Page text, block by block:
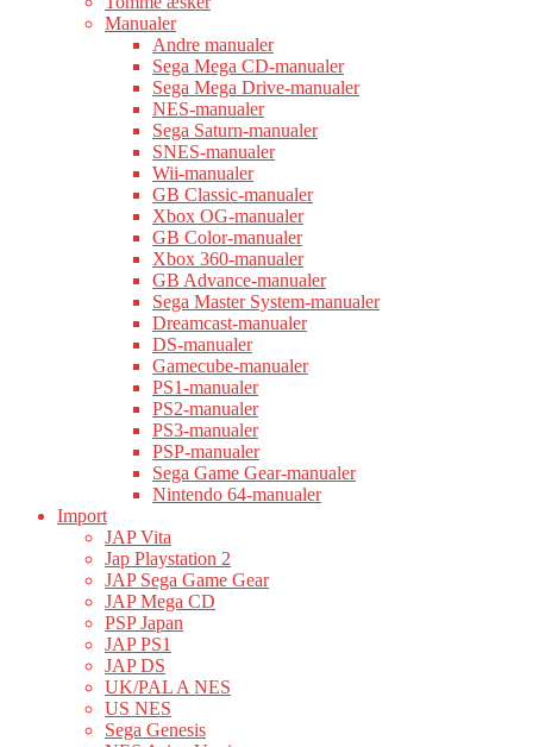
Manualer
Andre manualer
Sega Mega CD-manualer
Sega Mega Drive-manualer
NES-manualer
Sega Saturn-manualer
SNES-manualer
Wii-manualer
GB Classic-manualer
Xbox OG-manualer
GB Color-manualer
Xbox 360-manualer
GB Advance-manualer
Sega Master System-manualer
Dreamcast-manualer
DS-manualer
Gamecube-manualer
PS1-manualer
PS2-manualer
PS3-manualer
PSP-manualer
Sega Game Gear-manualer
Nintendo 64-manualer
Import
JAP Vita
Jap Playstation 2
JAP Sega Game Gear
JAP Mega CD
PSP Japan
JAP PS1
JAP DS
UK/PAL A NES
US NES
Sega Genesis